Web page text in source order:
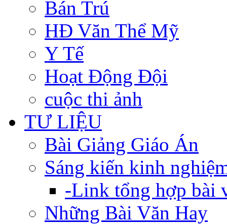
Bán Trú
HĐ Văn Thể Mỹ
Y Tế
Hoạt Động Đội
cuộc thi ảnh
TƯ LIỆU
Bài Giảng Giáo Án
Sáng kiến kinh
-Link tổng hợp bài
Những Bài Văn Hay